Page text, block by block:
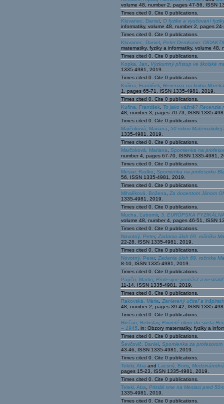
volume 48, number 2, pages 47-56, ISSN
Times cited 0. Cite 0 publications.
Kluvanec, Daniel O fyzike a vyučovaní
informatiky, volume 48, number 2, pages
Times cited 0. Cite 0 publications.
Kluvanec, Daniel Peter Demkanin:
matematiky, fyziky a informatiky, volume
Times cited 0. Cite 0 publications.
Kopka, Jan
Výzkumný přístup ve školské
1335-4981, 2019.
Times cited 0. Cite 0 publications.
Kuřina, František Recenzia na knihu
1, pages 65-71, ISSN 1335-4981, 2019.
Times cited 0. Cite 0 publications.
Kuřina, František
To jako vážně? Recenzia
48, number 3, pages 70-73, ISSN 1335-
Times cited 0. Cite 0 publications.
Marčoková, Mariana
50 rokov Matematickej
1335-4981, 2019.
Times cited 0. Cite 0 publications.
Marčoková, Mariana
Spomienka na
number 4, pages 67-70, ISSN 1335-4981,
Times cited 0. Cite 0 publications.
Mesiar, Radko
Spomienka na profesorku
56, ISSN 1335-4981, 2019.
Times cited 0. Cite 0 publications.
Mihalíková, Božena
Za docentom Jánom
1335-4981, 2019.
Times cited 0. Cite 0 publications.
Mucha, Ľubomír, 3. EURÓPSKA
volume 48, number 4, pages 46-51, ISSN
Times cited 0. Cite 0 publications.
Novotný, Peter, Zadania úloh 69. ročníka
22-28, ISSN 1335-4981, 2019.
Times cited 0. Cite 0 publications.
Novotný, Peter, Zadania úloh 69. ročníka
8-10, ISSN 1335-4981, 2019.
Times cited 0. Cite 0 publications.
Papčo, Martin
Profesijne podrásť a
11-14, ISSN 1335-4981, 2019.
Times cited 0. Cite 0 publications.
Rakovská, Mária
Zanietený učiteľ a
48, number 2, pages 39-42, ISSN 1335-
Times cited 0. Cite 0 publications.
Riečan, Beloslav, Privreté okno do sveta
– 1945 , in: Obzory matematiky, fyziky a
Times cited 0. Cite 0 publications.
Ševčovič, Daniel Spomienka za profesorom
43-46, ISSN 1335-4981, 2019.
Times cited 0. Cite 0 publications.
Teleki, Aba and Lacsný, Boris
pages 15-23, ISSN 1335-4981, 2019.
Times cited 0. Cite 0 publications.
Teleki, Aba
Pristáli sme na Mesiaci pred 50-
1335-4981, 2019.
Times cited 0. Cite 0 publications.